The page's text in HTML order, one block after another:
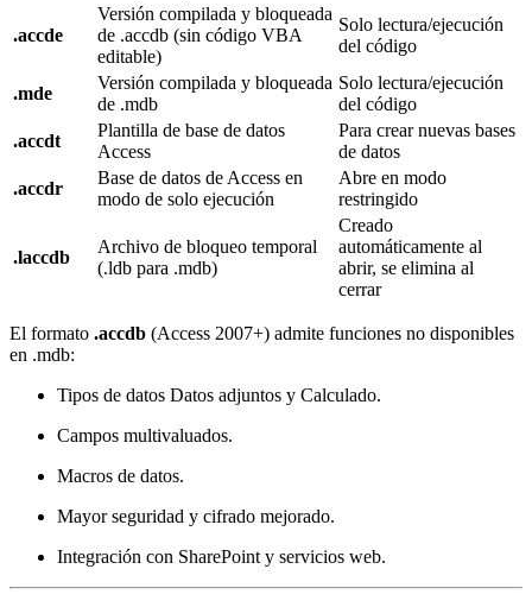
.accde
Versión compilada y bloqueada
de .accdb (sin código VBA
editable)
Solo lectura/ejecución
del código
.mde
Versión compilada y bloqueada
de .mdb
Solo lectura/ejecución
del código
.accdt
Plantilla de base de datos
Access
Para crear nuevas bases
de datos
.accdr
Base de datos de Access en
modo de solo ejecución
Abre en modo
restringido
.laccdb
Archivo de bloqueo temporal
(.ldb para .mdb)
Creado
automáticamente al
abrir, se elimina al
cerrar
El formato .accdb (Access 2007+) admite funciones no disponibles
en .mdb:
Tipos de datos Datos adjuntos y Calculado.
Campos multivaluados.
Macros de datos.
Mayor seguridad y cifrado mejorado.
Integración con SharePoint y servicios web.